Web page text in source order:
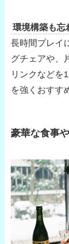
環境構築も忘
長時間プレイ
グチェアや、
リンクなどを
を強くおすす
豪華な食事